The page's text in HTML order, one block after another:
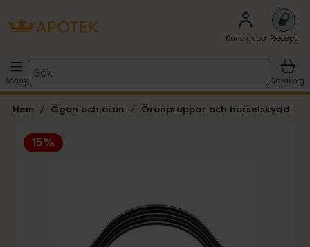
Kundklubb Recept
Meny
Sök
Varukorg
Hem Ögon och öron Öronproppar och hörselskydd
15%